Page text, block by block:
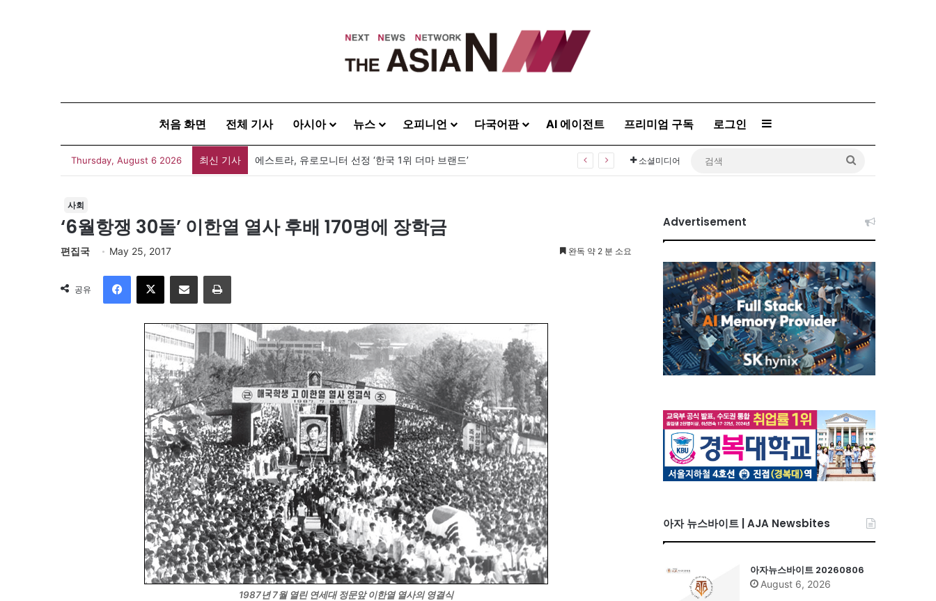
처음 화면 전체 기사 아시아 뉴스 오피니언 다국어판 AI 에이전트 프리미엄 구독 로그인 Sidebar
Thursday, August 6 2026 최신 기사 GS샵, 전문관 전략 통했다…패션·뷰티·푸드 거래액 50% 증가 소셜미디어
사회
‘6월항쟁 30돌’ 이한열 열사 후배 170명에 장학금
편집국 May 25, 2017 완독 약 2 분 소요
공유
이메일
1987년 7월 열린 연세대 정문앞 이한열 열사의 영결식
Advertisement
아자 뉴스바이트 | AJA Newsbites
아자뉴스바이트 20260806
August 6, 2026